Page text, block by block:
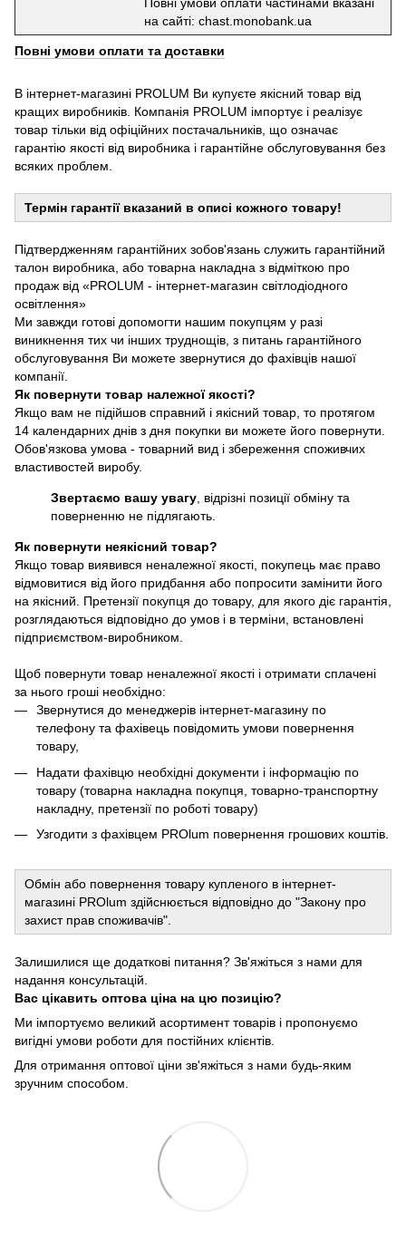
Повні умови оплати частинами вказані
на сайті: chast.monobank.ua
Повні умови оплати та доставки
В інтернет-магазині PROLUM Ви купуєте якісний товар від
кращих виробників. Компанія PROLUM імпортує і реалізує
товар тільки від офіційних постачальників, що означає
гарантію якості від виробника і гарантійне обслуговування без
всяких проблем.
Термін гарантії вказаний в описі кожного товару!
Підтвердженням гарантійних зобов'язань служить гарантійний
талон виробника, або товарна накладна з відміткою про
продаж від «PROLUM - інтернет-магазин світлодіодного
освітлення»
Ми завжди готові допомогти нашим покупцям у разі
виникнення тих чи інших труднощів, з питань гарантійного
обслуговування Ви можете звернутися до фахівців нашої
компанії.
Як повернути товар належної якості?
Якщо вам не підійшов справний і якісний товар, то протягом
14 календарних днів з дня покупки ви можете його повернути.
Обов'язкова умова - товарний вид і збереження споживчих
властивостей виробу.
Звертаємо вашу увагу, відрізні позиції обміну та
поверненню не підлягають.
Як повернути неякісний товар?
Якщо товар виявився неналежної якості, покупець має право
відмовитися від його придбання або попросити замінити його
на якісний. Претензії покупця до товару, для якого діє гарантія,
розглядаються відповідно до умов і в терміни, встановлені
підприємством-виробником.
Щоб повернути товар неналежної якості і отримати сплачені
за нього гроші необхідно:
Звернутися до менеджерів інтернет-магазину по
телефону та фахівець повідомить умови повернення
товару,
Надати фахівцю необхідні документи і інформацію по
товару (товарна накладна покупця, товарно-транспортну
накладну, претензії по роботі товару)
Узгодити з фахівцем PROlum повернення грошових коштів.
Обмін або повернення товару купленого в інтернет-
магазині PROlum здійснюється відповідно до "Закону про
захист прав споживачів".
Залишилися ще додаткові питання? Зв'яжіться з нами для
надання консультацій.
Вас цікавить оптова ціна на цю позицію?
Ми імпортуємо великий асортимент товарів і пропонуємо
вигідні умови роботи для постійних клієнтів.
Для отримання оптової ціни зв'яжіться з нами будь-яким
зручним способом.